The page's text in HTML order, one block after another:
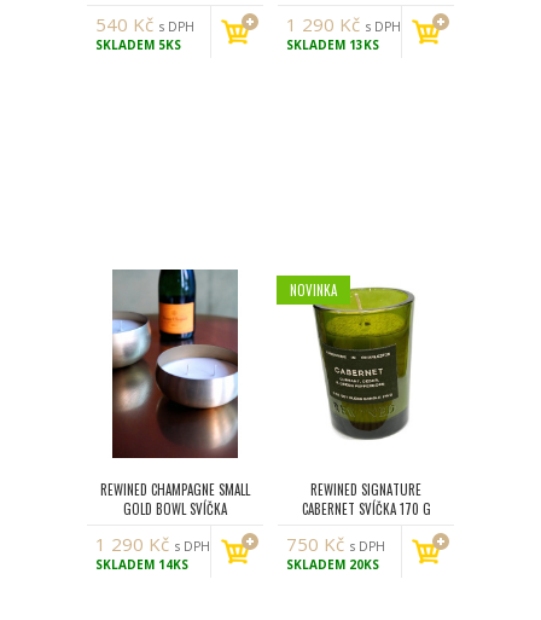
540 Kč s DPH
SKLADEM 5KS
1 290 Kč s DPH
SKLADEM 13KS
REWINED CHAMPAGNE SMALL
GOLD BOWL SVÍČKA
1 290 Kč s DPH
SKLADEM 14KS
NOVINKA
REWINED SIGNATURE
CABERNET SVÍČKA 170 G
750 Kč s DPH
SKLADEM 20KS